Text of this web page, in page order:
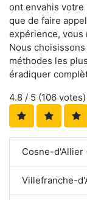
ont envahis votre
que de faire
expérience, vous
Nous
méthodes les
éradiquer
4.8 / 5 (106 votes)
Cosne-d'Allier
Villefranche-